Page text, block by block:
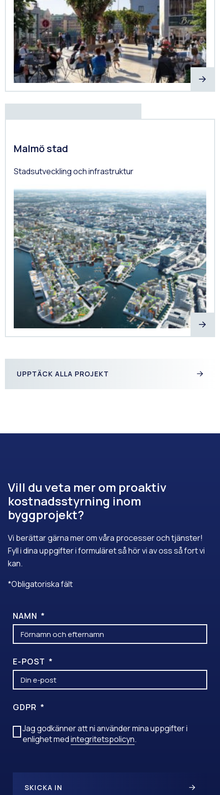
Malmö stad
Stadsutveckling och infrastruktur
UPPTÄCK ALLA PROJEKT
Vill du veta mer om proaktiv
kostnadsstyrning inom
byggprojekt?
Vi berättar gärna mer om våra processer och tjänster!
Fyll i dina uppgifter i formuläret så hör vi av oss så fort vi
kan.
*Obligatoriska fält
NAMN
E-POST
GDPR
Jag godkänner att ni använder mina uppgifter i
enlighet medintegritetspolicyn.
SKICKA IN